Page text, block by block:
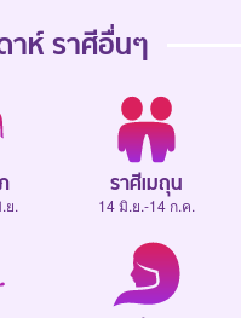
าห์ ราศีอื่นๆ
ย.
ราศีเมถุน
14 มิ.ย.-14 ก.ค.